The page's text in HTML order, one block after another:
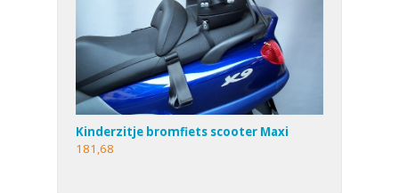
Kinderzitje bromfiets scooter Maxi
181,68